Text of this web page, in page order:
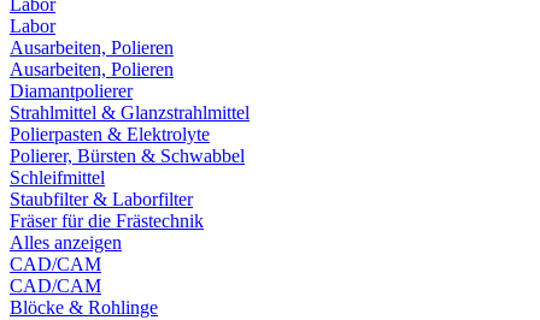
Labor
Labor
Ausarbeiten, Polieren
Ausarbeiten, Polieren
Diamantpolierer
Strahlmittel & Glanzstrahlmittel
Polierpasten & Elektrolyte
Polierer, Bürsten & Schwabbel
Schleifmittel
Staubfilter & Laborfilter
Fräser für die Frästechnik
Alles anzeigen
CAD/CAM
CAD/CAM
Blöcke & Rohlinge